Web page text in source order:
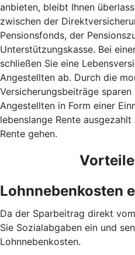
anbieten, bleibt Ihnen
zwischen der
Pensionsfonds, der
Unterstützungskasse. Bei
schließen Sie eine
Angestellten ab. Durch die
Versicherungsbeiträge
Angestellten in Form einer
lebenslange Rente
Rente gehen.
Lohnnebenkosten
Da der Sparbeitrag direkt
Sie Sozialabgaben ein und
Lohnnebenkosten.